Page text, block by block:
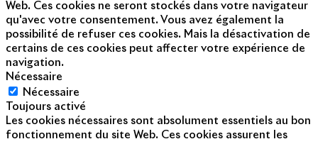
Web. Ces cookies ne seront stockés dans votre navigateur
qu'avec votre consentement. Vous avez également la
possibilité de refuser ces cookies. Mais la désactivation de
certains de ces cookies peut affecter votre expérience de
navigation.
Nécessaire
Nécessaire
Toujours activé
Les cookies nécessaires sont absolument essentiels au bon
fonctionnement du site Web. Ces cookies assurent les